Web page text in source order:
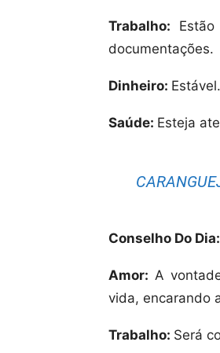
Trabalho:
documentações.
Dinheiro: Estável.
Saúde: Esteja
Conselho Do Dia:
Amor: A
vida, encarando
Trabalho: Será